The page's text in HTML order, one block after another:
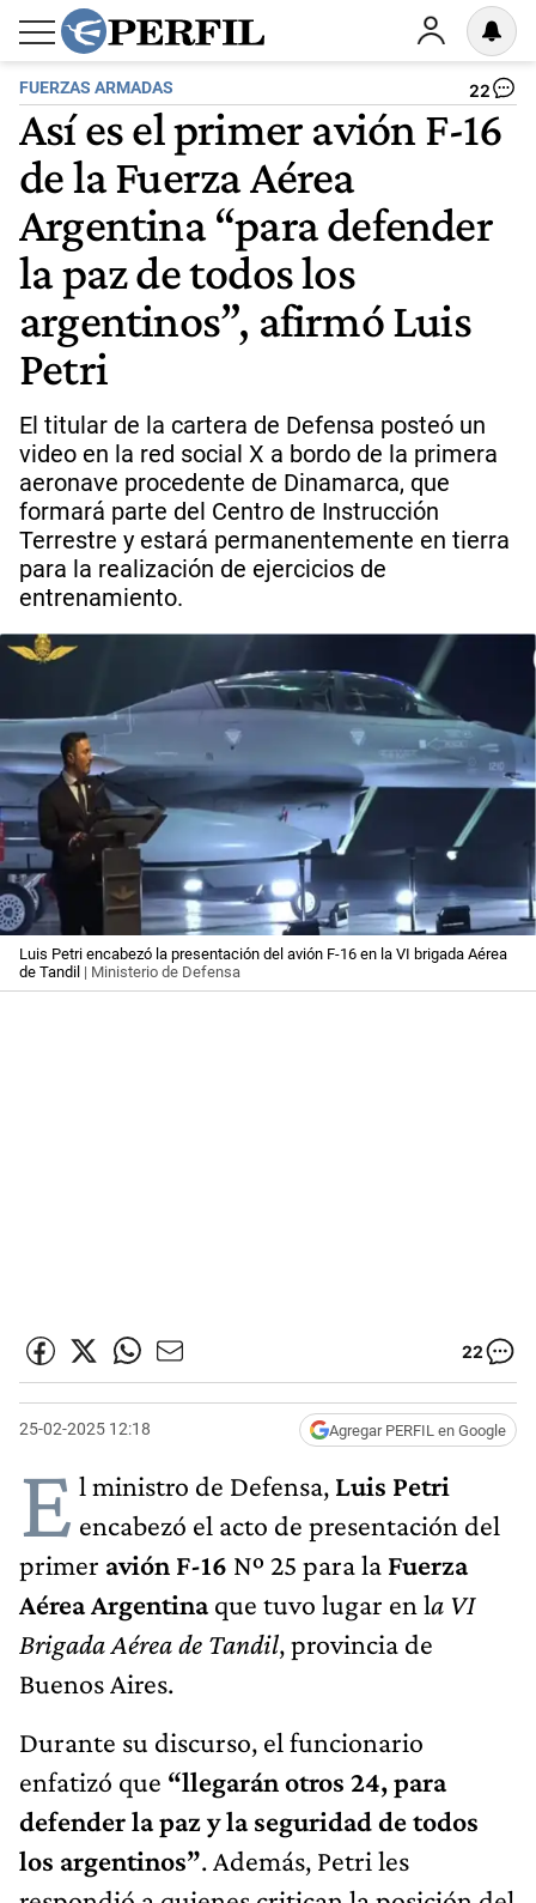
FUERZAS ARMADAS 22
Así es el primer avión F-16
de la Fuerza Aérea
Argentina “para defender
la paz de todos los
argentinos”, afirmó Luis
Petri
El titular de la cartera de Defensa posteó un
video en la red social X a bordo de la primera
aeronave procedente de Dinamarca, que
formará parte del Centro de Instrucción
Terrestre y estará permanentemente en tierra
para la realización de ejercicios de
entrenamiento.
Luis Petri encabezó la presentación del avión F-16 en la VI brigada Aérea
de Tandil | Ministerio de Defensa
22
25-02-2025 12:18 Agregar PERFIL en Google
E l ministro de Defensa, Luis Petri
encabezó el acto de presentación del
primer avión F-16 Nº 25 para la Fuerza
Aérea Argentinaque tuvo lugar en la VI
Brigada Aérea de Tandil, provincia de
Buenos Aires.
Durante su discurso, el funcionario
enfatizó que “llegarán otros 24, para
defender la paz y la seguridad de todos
los argentinos”. Además, Petri les